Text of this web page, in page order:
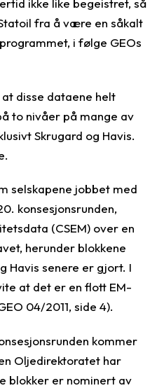
ikke like begeistret, så
fra å være en såkalt
i følge GEOs
disse dataene helt
to nivåer på mange av
Skrugard og Havis.
selskapene jobbet med
konsesjonsrunden,
(CSEM) over en
herunder blokkene
Havis senere er gjort. I
at det er en flott EM-
04/2011, side 4).
kommer
Oljedirektoratet har
blokker er nominert av